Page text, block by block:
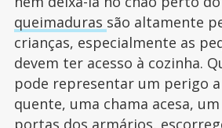
queimaduras são altamente
crianças, especialmente as
devem ter acesso à cozinha.
pode representar um perigo
quente, uma chama acesa,
portas dos armários,